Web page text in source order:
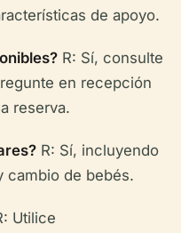
de apoyo.
R: Sí, consulte
en recepción
reserva.
R: Sí, incluyendo
cambio de bebés.
Utilice